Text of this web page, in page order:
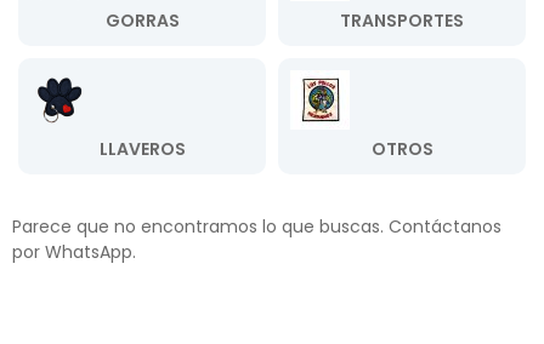
GORRAS TRANSPORTES
LLAVEROS OTROS
Parece que no encontramos lo que buscas. Contáctanos
por WhatsApp.